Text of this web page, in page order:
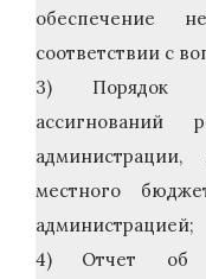
обеспечение
соответствии с
3) Порядок
ассигнований
местного
администрацией;
4) Отчет об